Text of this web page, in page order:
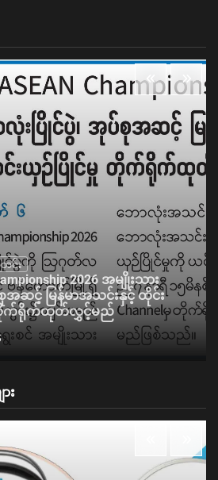
င်း
2026 အမျိုးသား
အဆင့် မြန်မာအသင်းနှင့် ထိုင်း
တိုက်ရိုက်ထုတ်လွှင့်မည်
း